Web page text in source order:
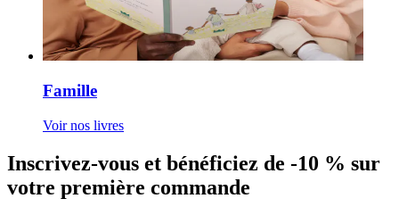
Famille
Voir nos livres
Inscrivez-vous et bénéficiez de -10 % sur
votre première commande